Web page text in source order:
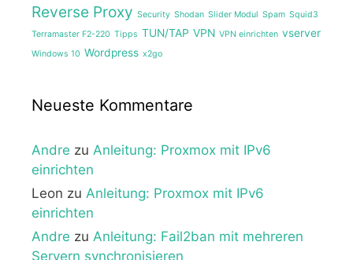
Reverse Proxy Security Shodan Slider Modul Spam Squid3
Terramaster F2-220 Tipps TUN/TAP VPN VPN einrichten vserver
Windows 10 Wordpress x2go
Neueste Kommentare
Andre zu Anleitung: Proxmox mit IPv6
einrichten
Leon zu Anleitung: Proxmox mit IPv6
einrichten
Andre zu Anleitung: Fail2ban mit mehreren
Servern synchronisieren